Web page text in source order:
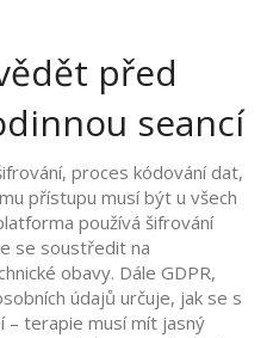
před
seancí
, proces kódování dat,
přístupu musí být u všech
používá šifrování
se soustředit na
obavy. Dále GDPR,
údajů určuje, jak se s
– terapie musí mít jasný